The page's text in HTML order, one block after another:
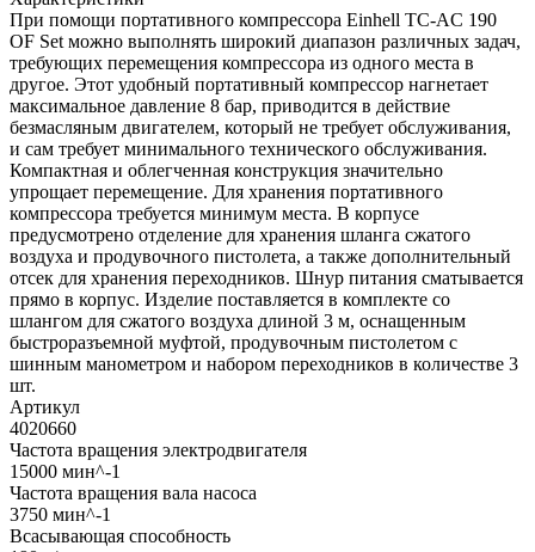
При помощи портативного компрессора Einhell TC-AC 190
OF Set можно выполнять широкий диапазон различных задач,
требующих перемещения компрессора из одного места в
другое. Этот удобный портативный компрессор нагнетает
максимальное давление 8 бар, приводится в действие
безмасляным двигателем, который не требует обслуживания,
и сам требует минимального технического обслуживания.
Компактная и облегченная конструкция значительно
упрощает перемещение. Для хранения портативного
компрессора требуется минимум места. В корпусе
предусмотрено отделение для хранения шланга сжатого
воздуха и продувочного пистолета, а также дополнительный
отсек для хранения переходников. Шнур питания сматывается
прямо в корпус. Изделие поставляется в комплекте со
шлангом для сжатого воздуха длиной 3 м, оснащенным
быстроразъемной муфтой, продувочным пистолетом с
шинным манометром и набором переходников в количестве 3
шт.
Артикул
4020660
Частота вращения электродвигателя
15000 мин^-1
Частота вращения вала насоса
3750 мин^-1
Всасывающая способность